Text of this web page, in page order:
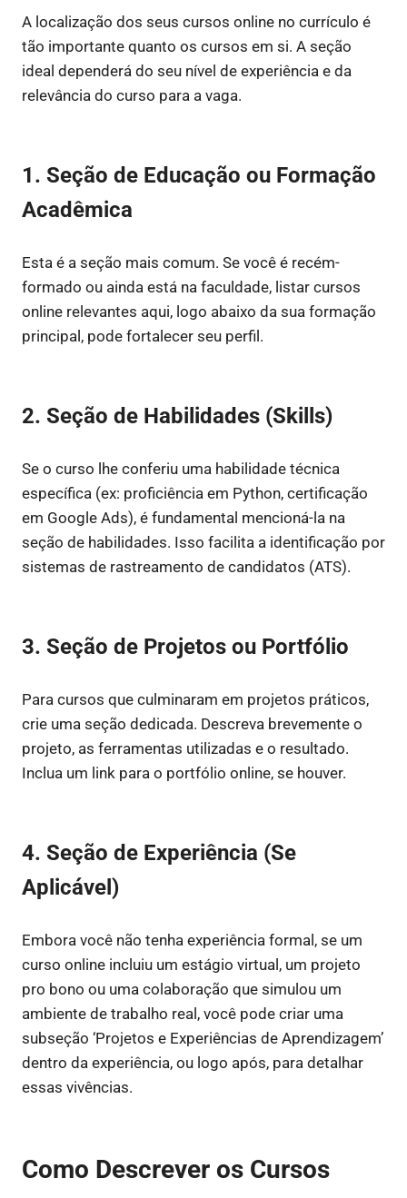
A localização dos seus cursos online no currículo é
tão importante quanto os cursos em si. A seção
ideal dependerá do seu nível de experiência e da
relevância do curso para a vaga.
1. Seção de Educação ou Formação
Acadêmica
Esta é a seção mais comum. Se você é recém-
formado ou ainda está na faculdade, listar cursos
online relevantes aqui, logo abaixo da sua formação
principal, pode fortalecer seu perfil.
2. Seção de Habilidades (Skills)
Se o curso lhe conferiu uma habilidade técnica
específica (ex: proficiência em Python, certificação
em Google Ads), é fundamental mencioná-la na
seção de habilidades. Isso facilita a identificação por
sistemas de rastreamento de candidatos (ATS).
3. Seção de Projetos ou Portfólio
Para cursos que culminaram em projetos práticos,
crie uma seção dedicada. Descreva brevemente o
projeto, as ferramentas utilizadas e o resultado.
Inclua um link para o portfólio online, se houver.
4. Seção de Experiência (Se
Aplicável)
Embora você não tenha experiência formal, se um
curso online incluiu um estágio virtual, um projeto
pro bono ou uma colaboração que simulou um
ambiente de trabalho real, você pode criar uma
subseção ‘Projetos e Experiências de Aprendizagem’
dentro da experiência, ou logo após, para detalhar
essas vivências.
Como Descrever os Cursos